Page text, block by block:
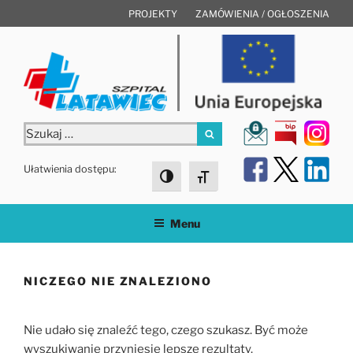
do
PROJEKTY ZAMÓWIENIA / OGŁOSZENIA
Szukaj:
Szukaj
Ułatwienia dostępu:
Toggle High Contrast
Toggle Font size
Menu
NICZEGO NIE ZNALEZIONO
Nie udało się znaleźć tego, czego szukasz. Być może
wyszukiwanie przyniesie lepsze rezultaty.